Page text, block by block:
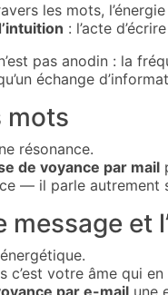
les mots,
: l’acte
pas anodin : la
échange
mots
résonance.
de voyance par mail
— il parle autrement
message et
c’est votre âme qui
par e-mail une